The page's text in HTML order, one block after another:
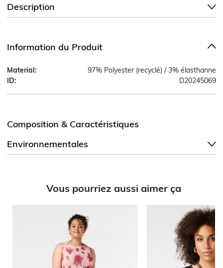
Description
Information du Produit
Material:
97% Polyester (recyclé) / 3% élasthanne
ID:
D20245069
Composition & Caractéristiques
Environnementales
Vous pourriez aussi aimer ça